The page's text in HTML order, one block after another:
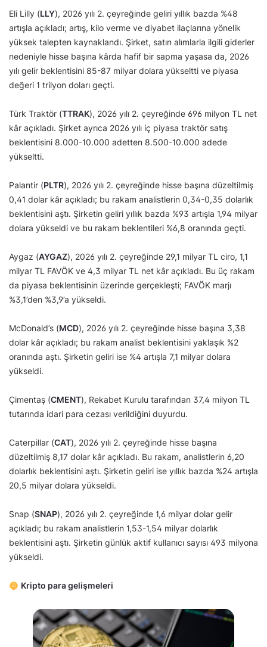
Eli Lilly (LLY), 2026 yılı 2. çeyreğinde geliri yıllık bazda %48
artışla açıkladı; artış, kilo verme ve diyabet ilaçlarına yönelik
yüksek talepten kaynaklandı. Şirket, satın alımlarla ilgili giderler
nedeniyle hisse başına kârda hafif bir sapma yaşasa da, 2026
yılı gelir beklentisini 85-87 milyar dolara yükseltti ve piyasa
değeri 1 trilyon doları geçti.
Türk Traktör (TTRAK), 2026 yılı 2. çeyreğinde 696 milyon TL net
kâr açıkladı. Şirket ayrıca 2026 yılı iç piyasa traktör satış
beklentisini 8.000-10.000 adetten 8.500-10.000 adede
yükseltti.
Palantir (PLTR), 2026 yılı 2. çeyreğinde hisse başına düzeltilmiş
0,41 dolar kâr açıkladı; bu rakam analistlerin 0,34-0,35 dolarlık
beklentisini aştı. Şirketin geliri yıllık bazda %93 artışla 1,94 milyar
dolara yükseldi ve bu rakam beklentileri %6,8 oranında geçti.
Aygaz (AYGAZ), 2026 yılı 2. çeyreğinde 29,1 milyar TL ciro, 1,1
milyar TL FAVÖK ve 4,3 milyar TL net kâr açıkladı. Bu üç rakam
da piyasa beklentisinin üzerinde gerçekleşti; FAVÖK marjı
%3,1’den %3,9’a yükseldi.
McDonald’s (MCD), 2026 yılı 2. çeyreğinde hisse başına 3,38
dolar kâr açıkladı; bu rakam analist beklentisini yaklaşık %2
oranında aştı. Şirketin geliri ise %4 artışla 7,1 milyar dolara
yükseldi.
Çimentaş (CMENT), Rekabet Kurulu tarafından 37,4 milyon TL
tutarında idari para cezası verildiğini duyurdu.
Caterpillar (CAT), 2026 yılı 2. çeyreğinde hisse başına
düzeltilmiş 8,17 dolar kâr açıkladı. Bu rakam, analistlerin 6,20
dolarlık beklentisini aştı. Şirketin geliri ise yıllık bazda %24 artışla
20,5 milyar dolara yükseldi.
Snap (SNAP), 2026 yılı 2. çeyreğinde 1,6 milyar dolar gelir
açıkladı; bu rakam analistlerin 1,53-1,54 milyar dolarlık
beklentisini aştı. Şirketin günlük aktif kullanıcı sayısı 493 milyona
yükseldi.
Kripto para gelişmeleri